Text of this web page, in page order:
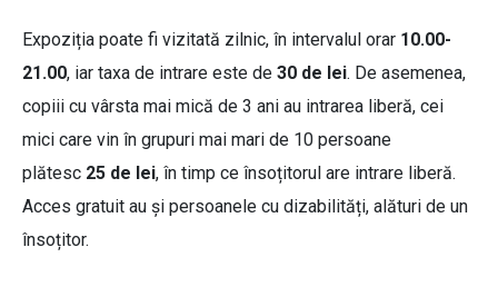
Expoziția poate fi vizitată zilnic, în intervalul orar 10.00-
21.00, iar taxa de intrare este de 30 de lei. De asemenea,
copiii cu vârsta mai mică de 3 ani au intrarea liberă, cei
mici care vin în grupuri mai mari de 10 persoane
plătesc 25 de lei, în timp ce însoțitorul are intrare liberă.
Acces gratuit au și persoanele cu dizabilități, alături de un
însoțitor.